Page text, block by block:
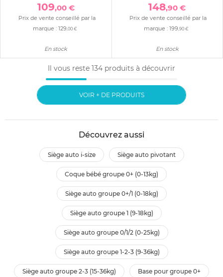
109,00 €
Prix de vente conseillé par la
marque : 129 ,00 €
En stock
148,90 €
Prix de vente conseillé par la
marque : 199 ,90 €
En stock
Il vous reste 134 produits à découvrir
VOIR + DE PRODUITS
Découvrez aussi
siège auto i-size siège auto pivotant
coque bébé groupe 0+ (0-13kg)
siège auto groupe 0+/1 (0-18kg)
siège auto groupe 1 (9-18kg)
siège auto groupe 0/1/2 (0-25kg)
siège auto groupe 1-2-3 (9-36kg)
siège auto groupe 2-3 (15-36kg) base pour groupe 0+